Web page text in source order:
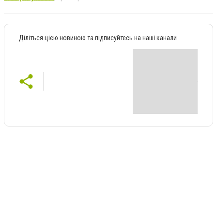
Діліться цією новиною та підписуйтесь на наші канали